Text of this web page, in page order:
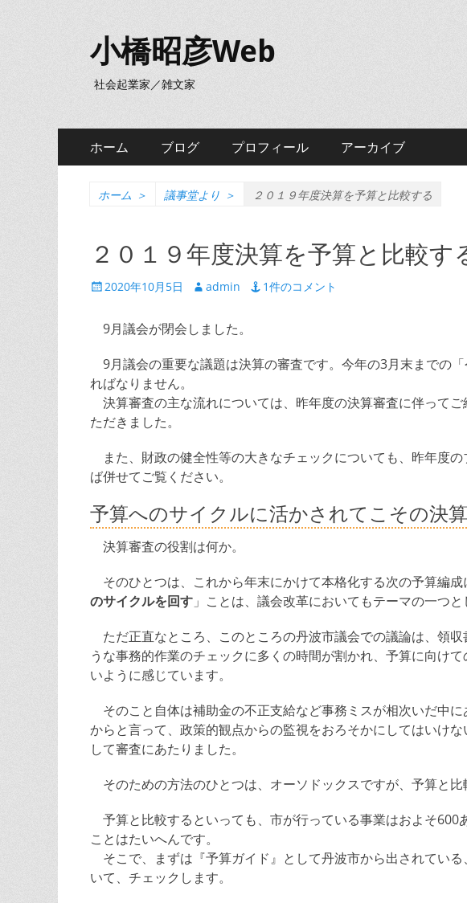
小橋昭彦Web
社会起業家／雑文家
メ
イ
ニ
ュ
ホーム ブログ プロフィール アーカイブ
ホーム ＞ 議事堂より ＞ ２０１９年度決算を予算と比較する
２０１９年度決算を予算と比較す
投 2020年10月5日
投 admin 1件のコメント
9月議会が閉会しました。
9月議会の重要な議題は決算の審査です。今年の3月末までの
ればなりません。
決算審査の主な流れについては、昨年度の決算審査に伴ってご
ただきました。
また、財政の健全性等の大きなチェックについても、昨年度
ば併せてご覧ください。
予算へのサイクルに活かされてこその決
決算審査の役割は何か。
そのひとつは、これから年末にかけて本格化する次の予算編
のサイクルを回す 」ことは、議会改革においてもテーマの一つと
ただ正直なところ、このところの丹波市議会での議論は、領
うな事務的作業のチェックに多くの時間が割かれ、予算に向け
いように感じています。
そのこと自体は補助金の不正支給など事務ミスが相次いだ中
からと言って、政策的観点からの監視をおろそかにしてはいけ
して審査にあたりました。
そのための方法のひとつは、オーソドックスですが、予算と比
予算と比較するといっても、市が行っている事業はおよそ600
ことはたいへんです。
そこで、まずは『予算ガイド』として丹波市から出されてい
いて、チェックします。